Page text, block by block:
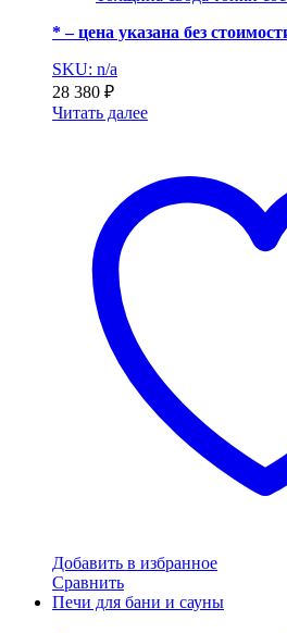
* – цена указана без
SKU: n/a
28 380 ₽
Читать далее
Добавить в избранное
Сравнить
Печи для бани и сауны